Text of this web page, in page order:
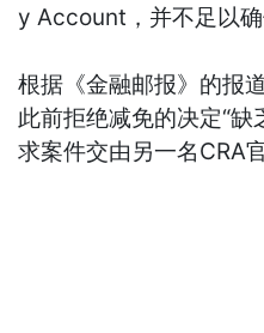
y Account，并不足以确
根据《金融邮报》的报
此前拒绝减免的决定“
求案件交由另一名CRA